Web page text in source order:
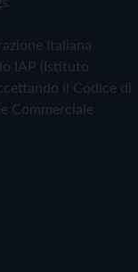
Italiana
IAP (Istituto
il Codice di
Commerciale